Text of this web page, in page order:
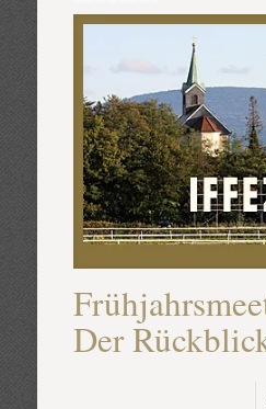
Der